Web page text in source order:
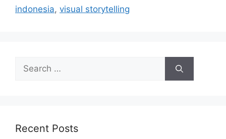
indonesia, visual storytelling
h
Recent Posts